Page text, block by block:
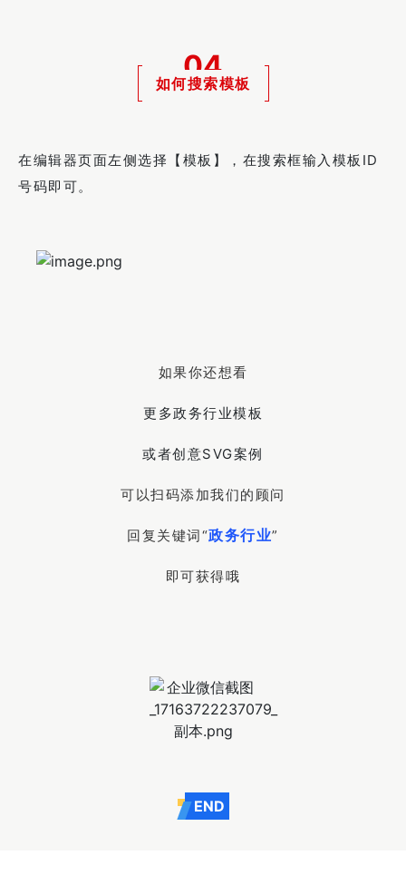
04
如何搜索模板
在编辑器页面左侧选择【模板】，在搜索框输入模板ID
号码即可。
如果你还想看
更多政务行业模板
或者创意SVG案例
可以扫码添加我们的顾问
回复关键词“政务行业”
即可获得哦
END